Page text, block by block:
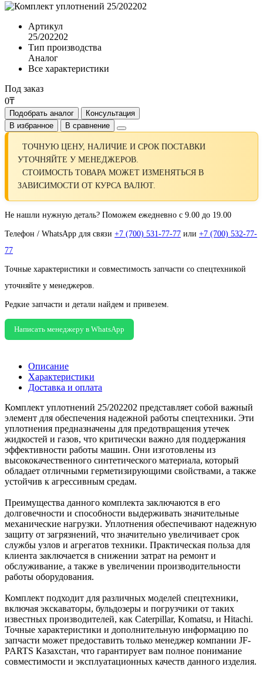
Артикул
25/202202
Тип производства
Аналог
Все характеристики
Под заказ
0₸
Подобрать аналог
Консультация
В избранное
В сравнение
ТОЧНУЮ ЦЕНУ, НАЛИЧИЕ И СРОК ПОСТАВКИ
УТОЧНЯЙТЕ У МЕНЕДЖЕРОВ.
СТОИМОСТЬ ТОВАРА МОЖЕТ ИЗМЕНЯТЬСЯ В
ЗАВИСИМОСТИ ОТ КУРСА ВАЛЮТ.
Не нашли нужную деталь? Поможем ежедневно с 9.00 до 19.00
Телефон / WhatsApp для связи +7 (700) 531-77-77 или +7 (700) 532-77-
77
Точные характеристики и совместимость запчасти со спецтехникой
уточняйте у менеджеров.
Редкие запчасти и детали найдем и привезем.
Написать менеджеру в WhatsApp
Описание
Характеристики
Доставка и оплата
Комплект уплотнений 25/202202 представляет собой важный
элемент для обеспечения надежной работы спецтехники. Эти
уплотнения предназначены для предотвращения утечек
жидкостей и газов, что критически важно для поддержания
эффективности работы машин. Они изготовлены из
высококачественного синтетического материала, который
обладает отличными герметизирующими свойствами, а также
устойчив к агрессивным средам.
Преимущества данного комплекта заключаются в его
долговечности и способности выдерживать значительные
механические нагрузки. Уплотнения обеспечивают надежную
защиту от загрязнений, что значительно увеличивает срок
службы узлов и агрегатов техники. Практическая польза для
клиента заключается в снижении затрат на ремонт и
обслуживание, а также в увеличении производительности
работы оборудования.
Комплект подходит для различных моделей спецтехники,
включая экскаваторы, бульдозеры и погрузчики от таких
известных производителей, как Caterpillar, Komatsu, и Hitachi.
Точные характеристики и дополнительную информацию по
запчасти может предоставить только менеджер компании JF-
PARTS Казахстан, что гарантирует вам полное понимание
совместимости и эксплуатационных качеств данного изделия.